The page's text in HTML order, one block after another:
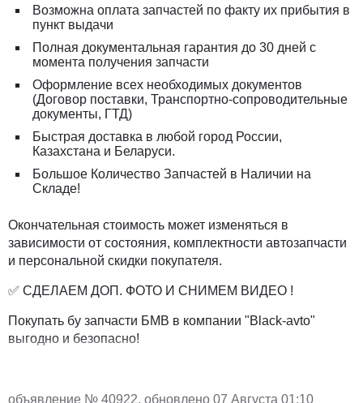
Возможна оплата запчастей по факту их прибытия в
пункт выдачи
Полная документальная гарантия до 30 дней с
момента получения запчасти
Оформление всех необходимых документов
(Договор поставки, Транспортно-сопроводительные
документы, ГТД)
Быстрая доставка в любой город России,
Казахстана и Беларуси.
Большое Количество Запчастей в Наличии на
Складе!
Окончательная стоимость может изменяться в
зависимости от состояния, комплектности автозапчасти
и персональной скидки покупателя.
✅ СДЕЛАЕМ ДОП. ФОТО И СНИМЕМ ВИДЕО !
Покупать бу запчасти БМВ в компании "Black-avto"
выгодно и безопасно!
объявление № 40922, обновлено 07 Августа 01:10